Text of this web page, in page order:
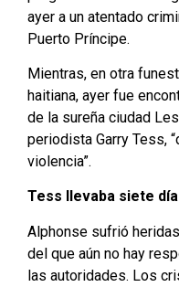
ayer a un atentado
Puerto Príncipe.
Mientras, en otra
haitiana, ayer fue
de la sureña ciudad
periodista Garry Tess,
violencia”.
Tess llevaba siete
Alphonse sufrió
del que aún no hay
las autoridades. Los